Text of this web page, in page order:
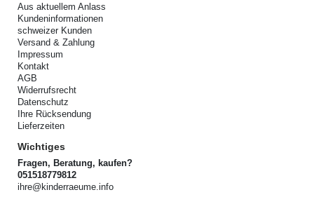
Aus aktuellem Anlass
Kundeninformationen
schweizer Kunden
Versand & Zahlung
Impressum
Kontakt
AGB
Widerrufsrecht
Datenschutz
Ihre Rücksendung
Lieferzeiten
Wichtiges
Fragen, Beratung, kaufen?
051518779812
ihre@kinderraeume.info